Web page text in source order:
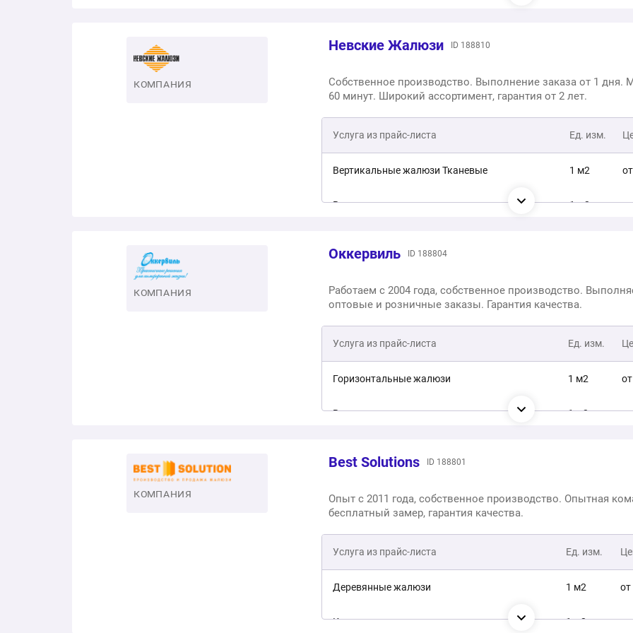
Жалюзи с фотопечатью 1 м2
КОМПАНИЯ
Невские Жалюзи ID 188810
Собственное производство. Выполнение заказа от 1 дня.
60 минут. Широкий ассортимент, гарантия от 2 лет.
Услуга из прайс-листа Ед. изм.
Вертикальные жалюзи Тканевые 1 м2
Вертикальные алюминиевые жалюзи 1 м2
Деревянные жалюзи горизонтальные 1 м2
Алюминиевые горизонтальные жалюзи 1 м2
Пластиковые горизонтальные жалюзи 1 м2
Бамбуковые горизонтальные жалюзи 1 м2
КОМПАНИЯ
Оккервиль ID 188804
Работаем с 2004 года, собственное производство.
оптовые и розничные заказы. Гарантия качества.
Услуга из прайс-листа Ед. изм.
Горизонтальные жалюзи 1 м2
Вертикальные жалюзи 1 м2
КОМПАНИЯ
Best Solutions ID 188801
Опыт с 2011 года, собственное производство. Опытная
бесплатный замер, гарантия качества.
Услуга из прайс-листа Ед. изм.
Деревянные жалюзи 1 м2
Кассетные горизонтальные жалюзи 1 м2